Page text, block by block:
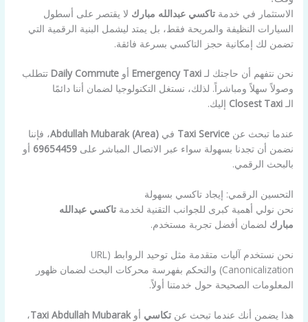
الاستثمار في خدمةتاكسي عبدالله مبارك لا يقتصر على أسطول
السيارات النظيفة والمريحة فقط، بل يمتد ليشمل البنية الرقمية التي
تضمن لك إمكانية حجز التاكسي بسرعة فائقة.
نحن نتفهم أن حاجتك لـEmergency Taxi أوDaily Commute تتطلب
وصولاً سهلاً ومباشراً. لذلك، نستغل التكنولوجيا لضمان أننا دائمًا
الـClosest Taxi إليك.
عندما تبحث عنTaxi Service فيAbdullah Mubarak (Area)، فإننا
نضمن أن تجدنا بسهولة سواء عبر الاتصال المباشر على69654459 أو
بالبحث الرقمي.
التحسين الرقمي: إيجاد تاكسي بسهولة
نحن نولي أهمية كبرى للجوانب التقنية لخدمةتاكسي عبدالله
مبارك لضمان أفضل تجربة مستخدم.
نحن نستخدم آليات متقدمة مثل توحيد الروابط (URL
Canonicalization) والتحكم بفهرسة محركات البحث لضمان ظهور
المعلومات الصحيحة حول خدمتنا أولاً.
هذا يضمن أنك عندما تبحث عنتكاسي أوTaxi Abdullah Mubarak،